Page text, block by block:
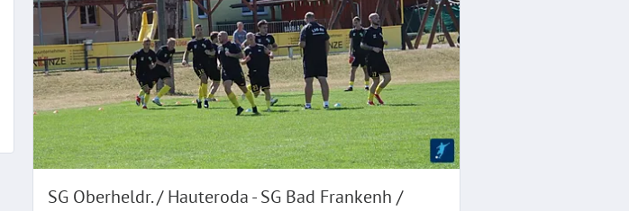
SG Oberheldr. / Hauteroda - SG Bad Frankenh /